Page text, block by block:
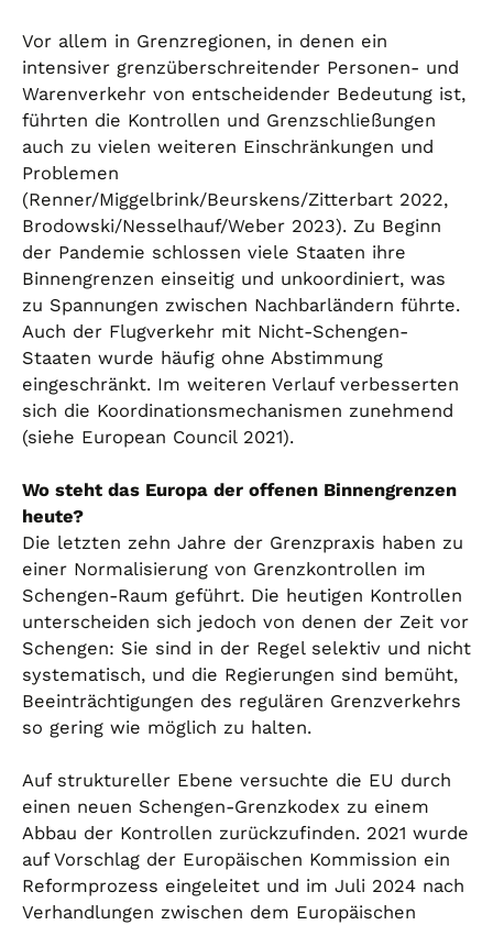
Vor allem in Grenzregionen, in denen ein
intensiver grenzüberschreitender Personen- und
Warenverkehr von entscheidender Bedeutung ist,
führten die Kontrollen und Grenzschließungen
auch zu vielen weiteren Einschränkungen und
Problemen
(Renner/Miggelbrink/Beurskens/Zitterbart 2022,
Brodowski/Nesselhauf/Weber 2023). Zu Beginn
der Pandemie schlossen viele Staaten ihre
Binnengrenzen einseitig und unkoordiniert, was
zu Spannungen zwischen Nachbarländern führte.
Auch der Flugverkehr mit Nicht-Schengen-
Staaten wurde häufig ohne Abstimmung
eingeschränkt. Im weiteren Verlauf verbesserten
sich die Koordinationsmechanismen zunehmend
(siehe European Council 2021).
Wo steht das Europa der offenen Binnengrenzen
heute?
Die letzten zehn Jahre der Grenzpraxis haben zu
einer Normalisierung von Grenzkontrollen im
Schengen-Raum geführt. Die heutigen Kontrollen
unterscheiden sich jedoch von denen der Zeit vor
Schengen: Sie sind in der Regel selektiv und nicht
systematisch, und die Regierungen sind bemüht,
Beeinträchtigungen des regulären Grenzverkehrs
so gering wie möglich zu halten.
Auf struktureller Ebene versuchte die EU durch
einen neuen Schengen-Grenzkodex zu einem
Abbau der Kontrollen zurückzufinden. 2021 wurde
auf Vorschlag der Europäischen Kommission ein
Reformprozess eingeleitet und im Juli 2024 nach
Verhandlungen zwischen dem Europäischen